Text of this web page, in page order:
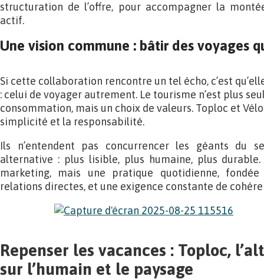
structuration de l’offre, pour accompagner la
actif.
Une vision commune : bâtir des voyages
Si cette collaboration rencontre un tel écho, c’est
: celui de voyager autrement. Le tourisme n’est plus
consommation, mais un choix de valeurs. Toploc et
simplicité et la responsabilité.
Ils n’entendent pas concurrencer les géants du
alternative : plus lisible, plus humaine, plus durable.
marketing, mais une pratique quotidienne,
relations directes, et une exigence constante de
Repenser les vacances : Toploc,
sur l’humain et le paysage